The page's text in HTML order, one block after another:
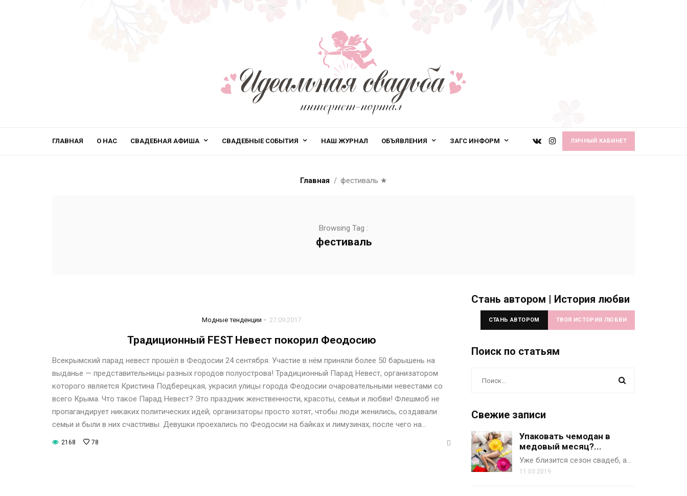
ГЛАВНАЯ О НАС СВАДЕБНАЯ АФИША СВАДЕБНЫЕ СОБЫТИЯ НАШ ЖУРНАЛ ОБЪЯВЛЕНИЯ ЗАГС ИНФОРМ ЛИЧНЫЙ КАБИНЕТ
Главная фестиваль ★
Browsing Tag :
фестиваль
Модные тенденции - 27.09.2017
Традиционный FEST Невест покорил Феодосию
Всекрымский парад невест прошёл в Феодосии 24 сентября. Участие в нём приняли более 50 барышень на
выданье — представительницы разных городов полуострова! Традиционный Парад Невест, организатором
которого является Кристина Подберецкая, украсил улицы города Феодосии очаровательными невестами со
всего Крыма. Что такое Парад Невест? Это праздник женственности, красоты, семьи и любви! Флешмоб не
пропагандирует никаких политических идей, организаторы просто хотят, чтобы люди женились, создавали
семьи и были в них счастливы. Девушки проехались по Феодосии на байках и лимузинах, после чего на…
2168 78
Стань автором | История любви
ТВОЯ ИСТОРИЯ ЛЮБВИ
СТАНЬ АВТОРОМ
Поиск по статьям
Свежие записи
Упаковать чемодан в
медовый месяц?...
Уже близится сезон свадеб, а…
11.03.2019